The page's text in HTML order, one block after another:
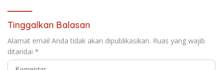
Tinggalkan Balasan
Alamat email Anda tidak akan dipublikasikan. Ruas yang wajib
ditandai *